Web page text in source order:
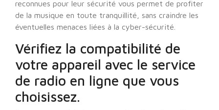
reconnues pour leur sécurité vous permet de profiter
de la musique en toute tranquillité, sans craindre les
éventuelles menaces liées à la cyber-sécurité.
Vérifiez la compatibilité de
votre appareil avec le service
de radio en ligne que vous
choisissez.